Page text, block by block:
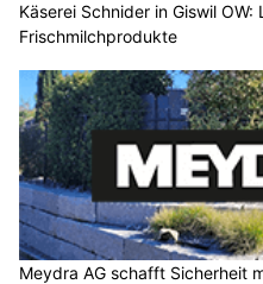
Käserei Schnider in Giswil
Frischmilchprodukte
Meydra AG schafft Sicherheit